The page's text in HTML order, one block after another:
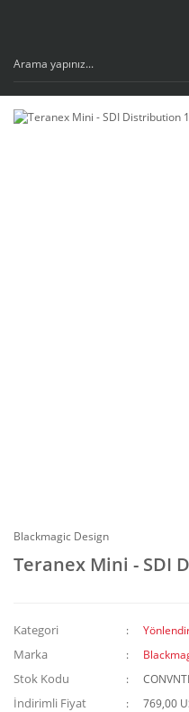
Blackmagic Design
Teranex Mini - SDI
Kategori
Marka
Stok Kodu
İndirimli Fiyat
769,00